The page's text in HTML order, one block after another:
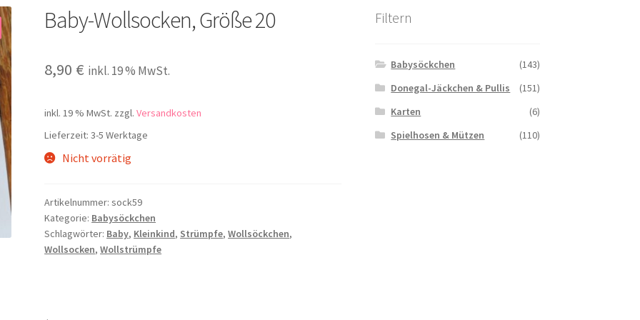
Baby-Wollsocken, Größe 20
8,90 € inkl. 19 % MwSt.
inkl. 19 % MwSt. zzgl.Versandkosten
Lieferzeit:3-5 Werktage
Nicht vorrätig
Artikelnummer:sock59
Kategorie: Babysöckchen
Schlagwörter: Baby, Kleinkind, Strümpfe,Wollsöckchen,
Wollsocken,Wollstrümpfe
Filtern
Babysöckchen
(143)
Donegal-Jäckchen & Pullis
(151)
Karten
(6)
Spielhosen & Mützen
(110)